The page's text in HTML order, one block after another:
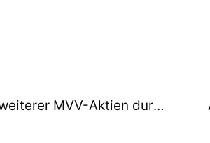
Antrag: Resolution gegen geplanten Erwerb weiterer MVV-Aktien durch EnBW